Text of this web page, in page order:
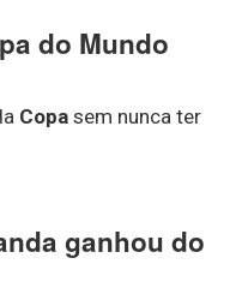
do Mundo
Copa sem nunca ter
ganhou do